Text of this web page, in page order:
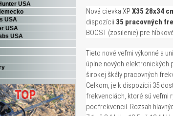
USA
USA
USA
USA
Nová cievka XP X35 28x34
dispozícii 35 pracovných
BOOST (zosilenie) pre
Tieto nové veľmi výkonné a
úplne nových elektronických
širokej škály pracovných
Celkom, je k dispozícii 35
frekvenciách, ktoré sú veľmi
podfrekvencií. Rozsah